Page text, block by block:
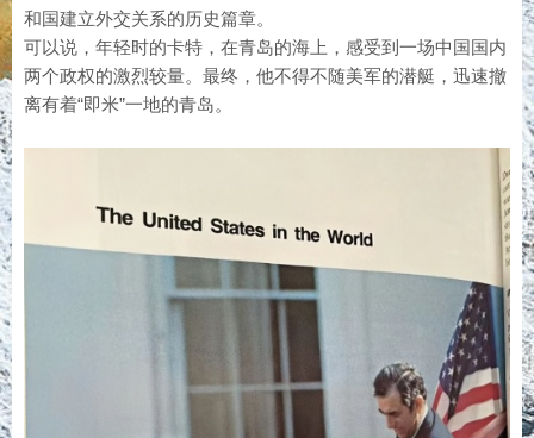
和国建立外交关系的历史篇章。
可以说，年轻时的卡特，在青岛的海上，感受到一场中国国内
两个政权的激烈较量。最终，他不得不随美军的潜艇，迅速撤
离有着“即米”一地的青岛。